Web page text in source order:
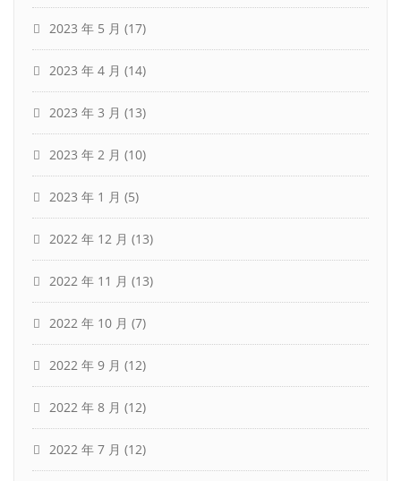
2023 年 5 月 (17)
2023 年 4 月 (14)
2023 年 3 月 (13)
2023 年 2 月 (10)
2023 年 1 月 (5)
2022 年 12 月 (13)
2022 年 11 月 (13)
2022 年 10 月 (7)
2022 年 9 月 (12)
2022 年 8 月 (12)
2022 年 7 月 (12)